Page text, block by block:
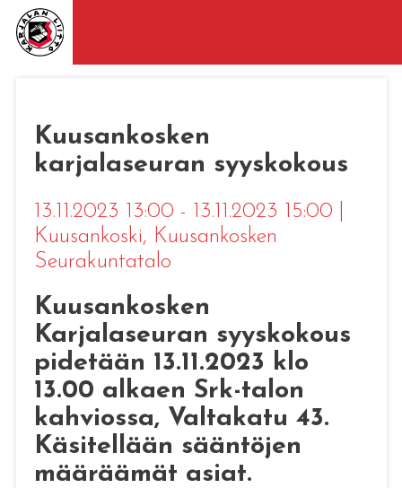
Kuusankosken
karjalaseuran syyskokous
13.11.2023 13:00 - 13.11.2023 15:00
Kuusankoski, Kuusankosken
Seurakuntatalo
Kuusankosken
Karjalaseuran syyskokous
pidetään 13.11.2023 klo
13.00 alkaen Srk-talon
kahviossa, Valtakatu 43.
Käsitellään sääntöjen
määräämät asiat.